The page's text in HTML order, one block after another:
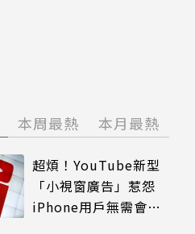
本周最熱 本月最熱
超煩！YouTube新型
「小視窗廣告」惹怨
iPhone用戶無需會員